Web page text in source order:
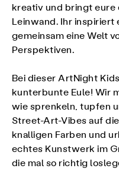
kreativ und bringt eure
Leinwand. Ihr
gemeinsam eine Welt
Perspektiven.
Bei dieser ArtNight
kunterbunte Eule! Wir
wie sprenkeln, tupfen
Street-Art-Vibes auf
knalligen Farben und
echtes Kunstwerk im
die mal so richtig